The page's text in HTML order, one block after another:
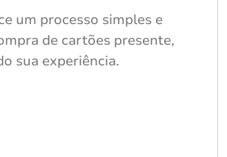
um processo simples e
de cartões presente,
sua experiência.